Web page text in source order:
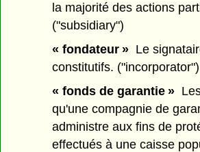
la majorité des actions
("subsidiary")
« fondateur » Le
constitutifs. ("incorporator")
« fonds de garantie »
qu'une compagnie de
administre aux fins de
effectués à une caisse